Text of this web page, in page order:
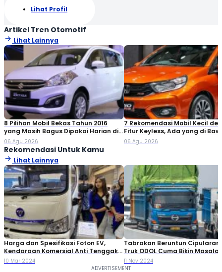
Lihat Profil
Artikel Tren Otomotif
Lihat Lainnya
8 Pilihan Mobil Bekas Tahun 2016
yang Masih Bagus Dipakai Harian di
2026
06 Agu 2026
7 Rekomendasi Mobil Kecil
Fitur Keyless, Ada yang di
Rp80 Juta!
06 Agu 2026
Rekomendasi Untuk Kamu
Lihat Lainnya
Harga dan Spesifikasi Foton EV,
Kendaraan Komersial Anti Tenggak
BBM
10 Mar 2024
Tabrakan Beruntun
Truk ODOL Cuma Bikin
11 Nov 2024